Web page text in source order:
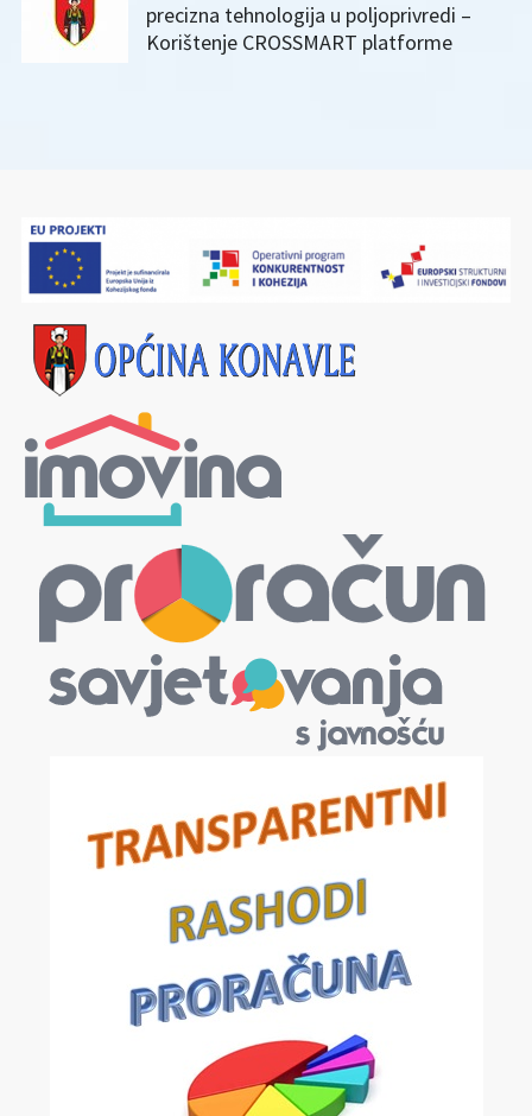
precizna tehnologija u poljoprivredi –
Korištenje CROSSMART platforme